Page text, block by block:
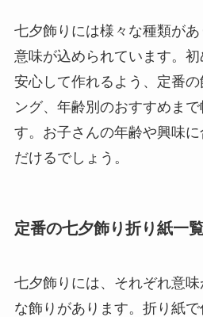
七夕飾りには様々な種類が
意味が込められています。
安心して作れるよう、定番
ング、年齢別のおすすめま
す。お子さんの年齢や興味
だけるでしょう。
定番の七夕飾り折り紙一
七夕飾りには、それぞれ意
な飾りがあります。折り紙